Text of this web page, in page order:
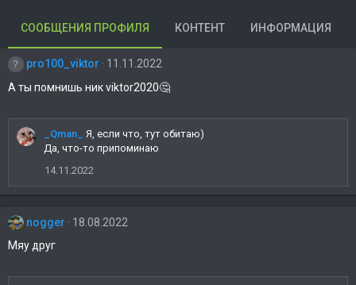
СООБЩЕНИЯ ПРОФИЛЯ КОНТЕНТ ИНФОРМАЦИЯ
pro100_viktor
11.11.2022
А ты помнишь ник viktor2020🤔
_Qman_
Я, если что, тут обитаю)
Да, что-то припоминаю
14.11.2022
nogger
18.08.2022
Мяу друг